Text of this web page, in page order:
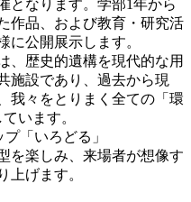
となります。学部1年から
作品、および教育・研究活
に公開展示します。
歴史的遺構を現代的な用
施設であり、過去から現
我々をとりまく全ての「環
います。
「いろどる」
を楽しみ、来場者が想像す
上げます。